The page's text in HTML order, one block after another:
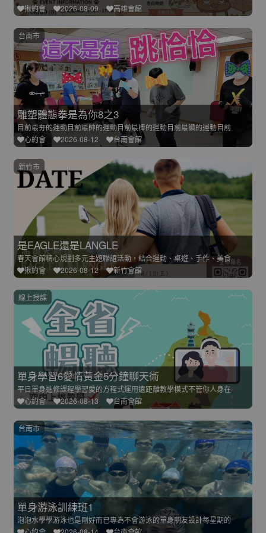
揪約會
2026-08-09 高雄會館
雕塑體態拳是為你8之3
目前最夯的運動目前最帥的運動目前最棒的運動目前最讚的運動目前
心約會
2026-08-12 台南會館
台南市
是EAGLE還是LANGLE
春天會館精心規劃多元主題聯誼活動，結合運動、桌遊、手作、美食
揪約會
2026-08-12 新竹會館
新竹市
單身學習6愛情黃金5分鐘聊天術
平日單身進修課程學習愛的方程式運用遠距離教學模式不管你人身在
心約會
2026-08-13 台南會館
線上授課
單身游泳訓練班1
泡泡水學學游泳也是剛好而已專為不會游泳的單身朋友設計每星期的
台南市